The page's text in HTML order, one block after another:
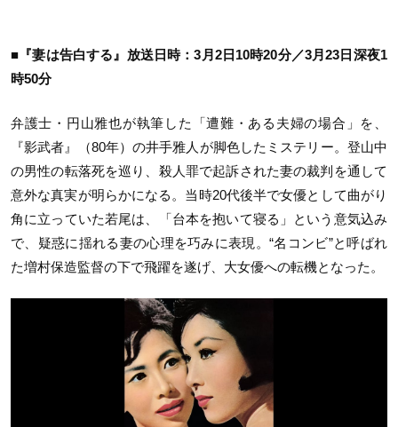
■『妻は告白する』放送日時：3月2日10時20分／3月23日深夜1
時50分
弁護士・円山雅也が執筆した「遭難・ある夫婦の場合」を、
『影武者』（80年）の井手雅人が脚色したミステリー。登山中
の男性の転落死を巡り、殺人罪で起訴された妻の裁判を通して
意外な真実が明らかになる。当時20代後半で女優として曲がり
角に立っていた若尾は、「台本を抱いて寝る」という意気込み
で、疑惑に揺れる妻の心理を巧みに表現。“名コンビ”と呼ばれ
た増村保造監督の下で飛躍を遂げ、大女優への転機となった。